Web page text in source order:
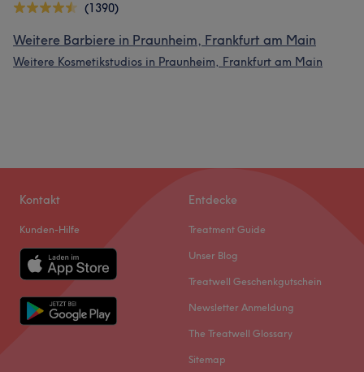
(1390)
Weitere Barbiere in Praunheim, Frankfurt am Main
Weitere Kosmetikstudios in Praunheim, Frankfurt am Main
Kontakt
Kunden-Hilfe
Entdecke
Treatment Guide
Unser Blog
Treatwell Geschenkgutschein
Newsletter Anmeldung
The Treatwell Glossary
Sitemap